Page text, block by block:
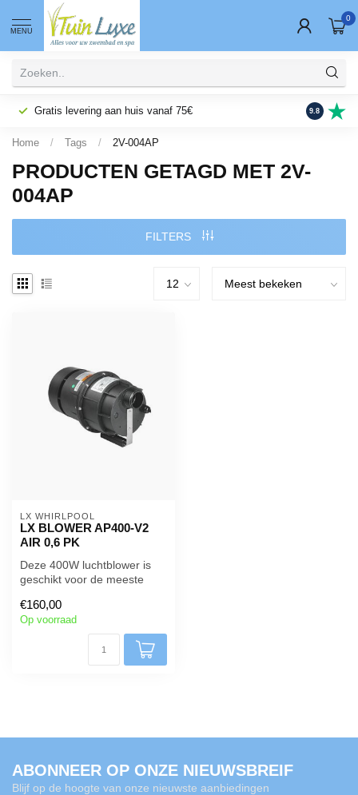
MENU
0
Gratis levering aan huis vanaf 75€ Fysieke
9.8
Home / Tags / 2V-004AP
PRODUCTEN GETAGD MET 2V-
004AP
FILTERS
LX WHIRLPOOL
LX BLOWER AP400-V2
AIR 0,6 PK
Deze 400W luchtblower is
geschikt voor de meeste
Om terugstrom...
€160,00
Op voorraad
ABONNEER OP ONZE NIEUWSBREIF
Blijf op de hoogte van onze nieuwste aanbiedingen